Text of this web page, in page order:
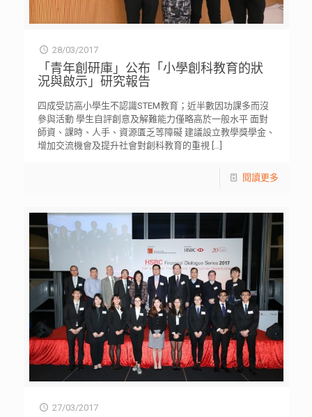
28/03/2017
「青年創研庫」公布「小學創科教育的狀
況與啟示」研究報告
四成受訪高小學生不認識STEM教育；近半數因功課多而沒
參與活動 學生自評創意及解難能力僅略高於一般水平 面對
師資、課時、人手、資源匱乏等障礙 建議設立教學獎學金、
增加交流機會及提升社會對創科教育的重視[…]
閱讀更多
27/03/2017